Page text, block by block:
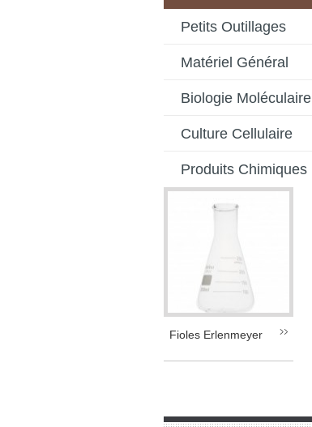
Petits Outillages
Matériel Général
Biologie Moléculaire
Culture Cellulaire
Produits Chimiques
Fioles Erlenmeyer